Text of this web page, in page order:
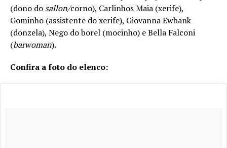
(dono do sallon/corno), Carlinhos Maia (xerife),
Gominho (assistente do xerife), Giovanna Ewbank
(donzela), Nego do borel (mocinho) e Bella Falconi
(barwoman).
Confira a foto do elenco: